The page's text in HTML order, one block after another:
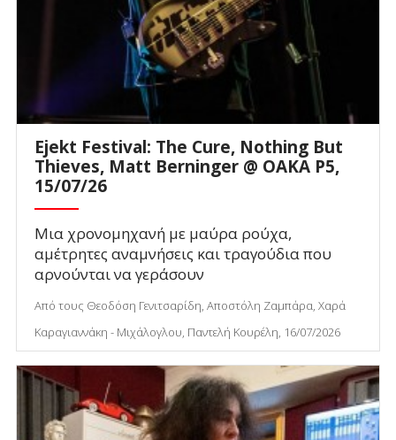
Ejekt Festival: The Cure, Nothing But
Thieves, Matt Berninger @ ΟΑΚΑ P5,
15/07/26
Μια χρονομηχανή με μαύρα ρούχα,
αμέτρητες αναμνήσεις και τραγούδια που
αρνούνται να γεράσουν
Από τους Θεοδόση Γενιτσαρίδη, Αποστόλη Ζαμπάρα, Χαρά
Καραγιαννάκη - Μιχάλογλου, Παντελή Κουρέλη, 16/07/2026